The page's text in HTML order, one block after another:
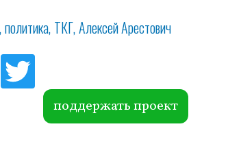
политика ТКГ Алексей Арестович
itte
r поддержать проект